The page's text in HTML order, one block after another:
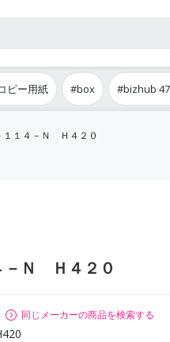
ピー用紙 #box #bizhub
１４－Ｎ Ｈ４２０
Ｎ Ｈ４２０
同じメーカーの商品を検索する